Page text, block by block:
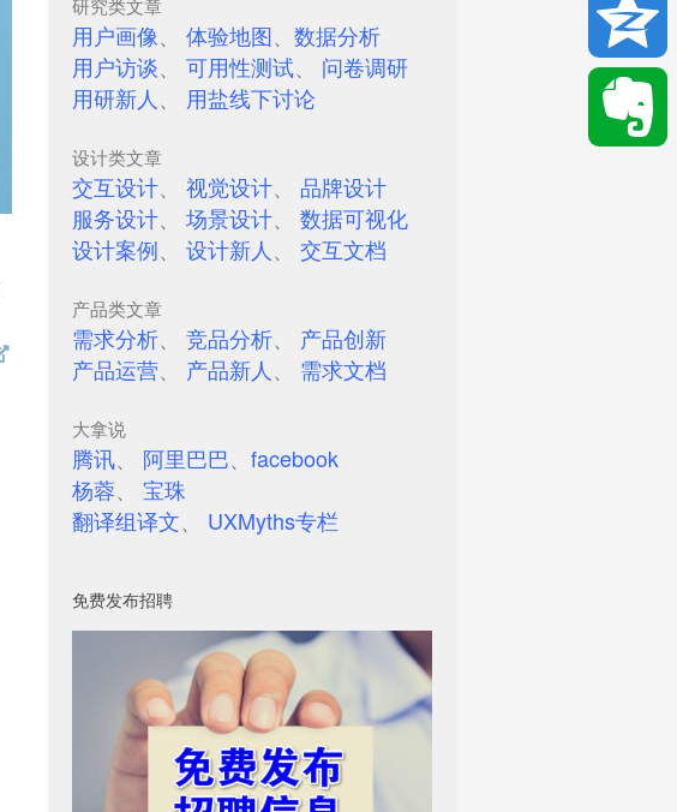
研究类文章
用户画像、 体验地图、 数据分析
用户访谈、 可用性测试、 问卷调研
用研新人 、 用盐线下讨论
设计类文章
交互设计、 视觉设计、 品牌设计
服务设计、 场景设计、 数据可视化
设计案例、 设计新人 、 交互文档
产品类文章
需求分析、 竞品分析、 产品创新
产品运营、 产品新人 、 需求文档
大拿说
腾讯、 阿里巴巴、 facebook
杨蓉、 宝珠
翻译组译文、 UXMyths专栏
免费发布招聘
Email
Qzone